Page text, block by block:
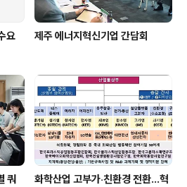
요
제주 에너지혁신기업 간담회
쿼
화학산업 고부가‧친환경 전환…혁